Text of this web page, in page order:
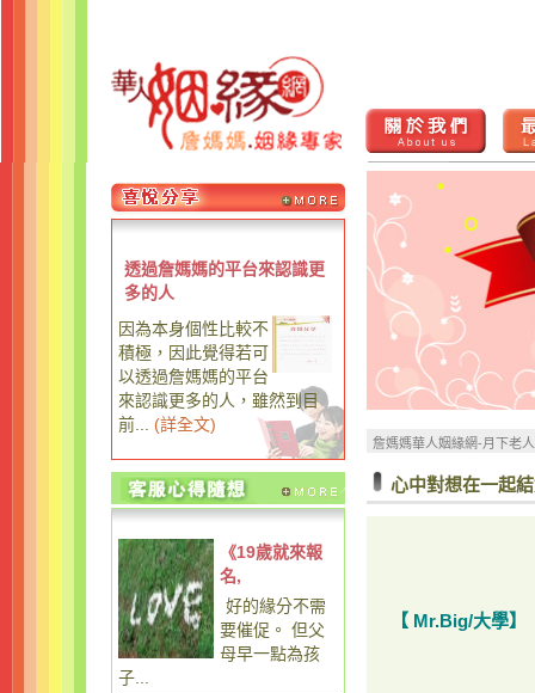
透過詹媽媽的平台來認識更
多的人
因為本身個性比較不
積極，因此覺得若可
以透過詹媽媽的平台
來認識更多的人，雖然到目
前...
(詳全文)
《19歲就來報
名,
好的緣分不需
要催促。 但父
母早一點為孩
子...
詹媽媽華人姻緣網-月下老
心中對想在一起
【 Mr.Big/大學】